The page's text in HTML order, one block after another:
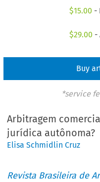
$15.00 -
$29.00 -
Buy
*service
Arbitragem
jurídica autônoma?
Elisa Schmidlin Cruz
Revista Brasileira de